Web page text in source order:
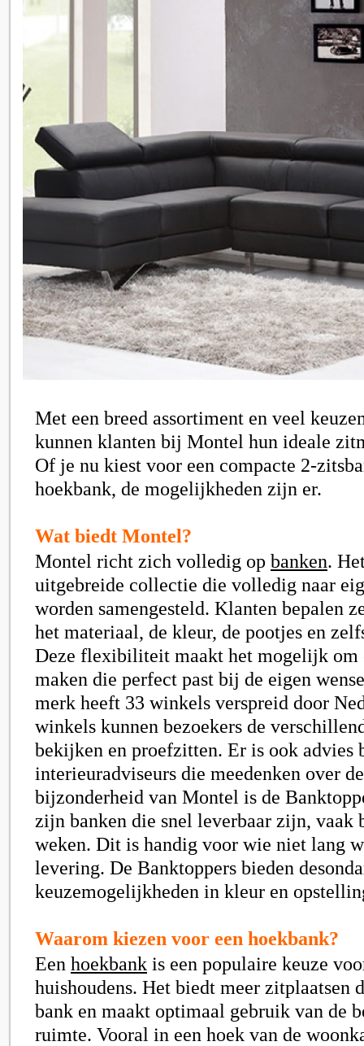
Met een breed assortiment en veel
kunnen klanten bij Montel hun ideale
Of je nu kiest voor een compacte 2-
hoekbank, de mogelijkheden zijn er.
Wat biedt Montel?
Montel richt zich volledig op banken.
uitgebreide collectie die volledig naar
worden samengesteld. Klanten bepalen
het materiaal, de kleur, de pootjes en
Deze flexibiliteit maakt het mogelijk om
maken die perfect past bij de eigen
merk heeft 33 winkels verspreid door
winkels kunnen bezoekers de
bekijken en proefzitten. Er is ook advies
interieuradviseurs die meedenken over
bijzonderheid van Montel is de
zijn banken die snel leverbaar zijn, vaak
weken. Dit is handig voor wie niet lang
levering. De Banktoppers bieden
keuzemogelijkheden in kleur en
Waarom kiezen voor een hoekbank?
Een hoekbank is een populaire keuze
huishoudens. Het biedt meer zitplaatsen
bank en maakt optimaal gebruik van de
ruimte. Vooral in een hoek van de